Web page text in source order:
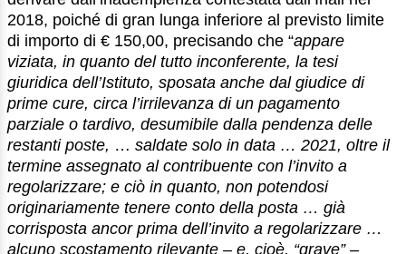
2018, poiché di gran lunga inferiore al previsto limite
di importo di € 150,00, precisando che “appare
viziata, in quanto del tutto inconferente, la tesi
giuridica dell’Istituto, sposata anche dal giudice di
prime cure, circa l’irrilevanza di un pagamento
parziale o tardivo, desumibile dalla pendenza delle
restanti poste, … saldate solo in data … 2021, oltre il
termine assegnato al contribuente con l’invito a
regolarizzare; e ciò in quanto, non potendosi
originariamente tenere conto della posta … già
corrisposta ancor prima dell’invito a regolarizzare …
alcuno scostamento rilevante – e, cioè, “grave” –